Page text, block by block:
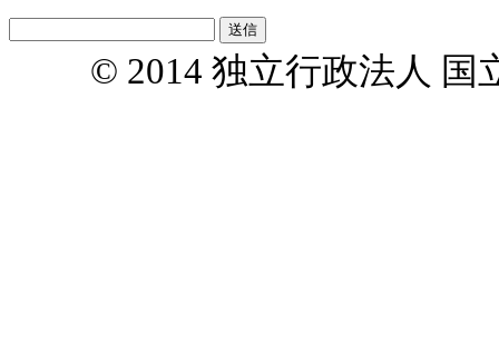
© 2014 独立行政法人 国